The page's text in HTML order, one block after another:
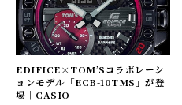
EDIFICE×TOM’Sコラボレーシ
ョンモデル「ECB-10TMS」が登
場｜CASIO